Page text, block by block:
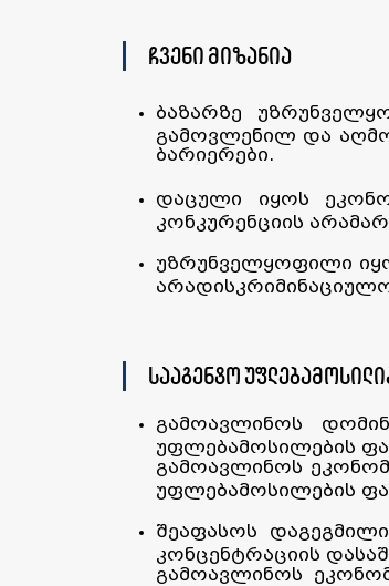
ჩვენი მიზანია
ბაზარზე
გამოვლენილ და
ბარიერები.
დაცული იყოს
კონკურენციის
უზრუნველყოფილი
სააგენტო
გამოავლინოს
უფლებამოსილების
გამოავლინოს
უფლებამოსილების
შეაფასოს
კონცენტრაციის
გამოავლინოს